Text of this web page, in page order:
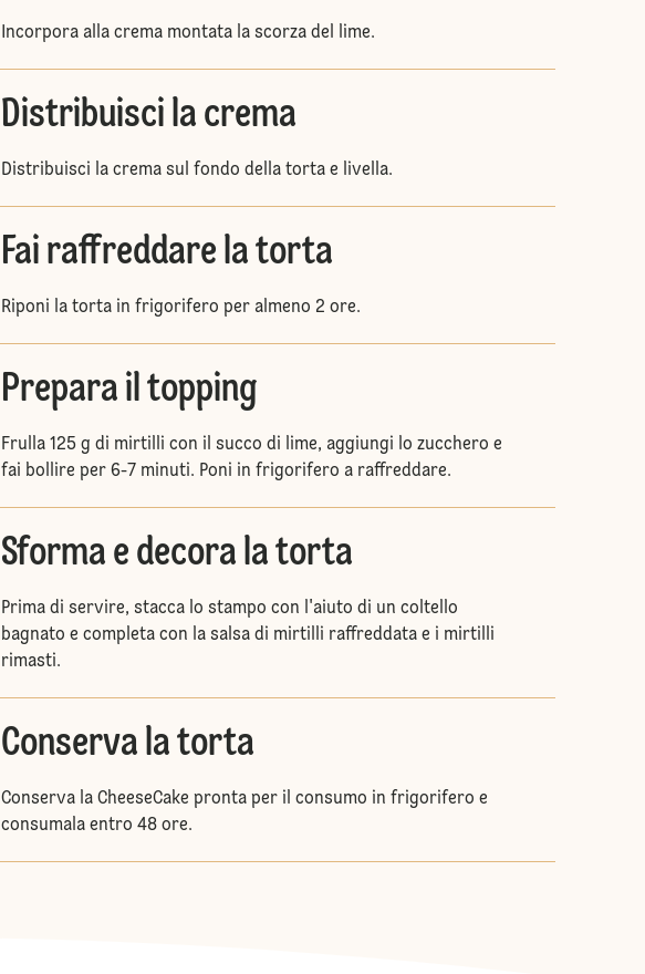
Incorpora alla crema montata la scorza del lime.
Distribuisci la crema
Distribuisci la crema sul fondo della torta e livella.
Fai raffreddare la torta
Riponi la torta in frigorifero per almeno 2 ore.
Prepara il topping
Frulla 125 g di mirtilli con il succo di lime, aggiungi lo zucchero e
fai bollire per 6-7 minuti. Poni in frigorifero a raffreddare.
Sforma e decora la torta
Prima di servire, stacca lo stampo con l'aiuto di un coltello
bagnato e completa con la salsa di mirtilli raffreddata e i mirtilli
rimasti.
Conserva la torta
Conserva la CheeseCake pronta per il consumo in frigorifero e
consumala entro 48 ore.